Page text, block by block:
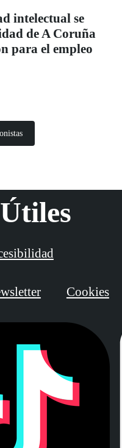
intelectual se
de A Coruña
para el empleo
Cookies